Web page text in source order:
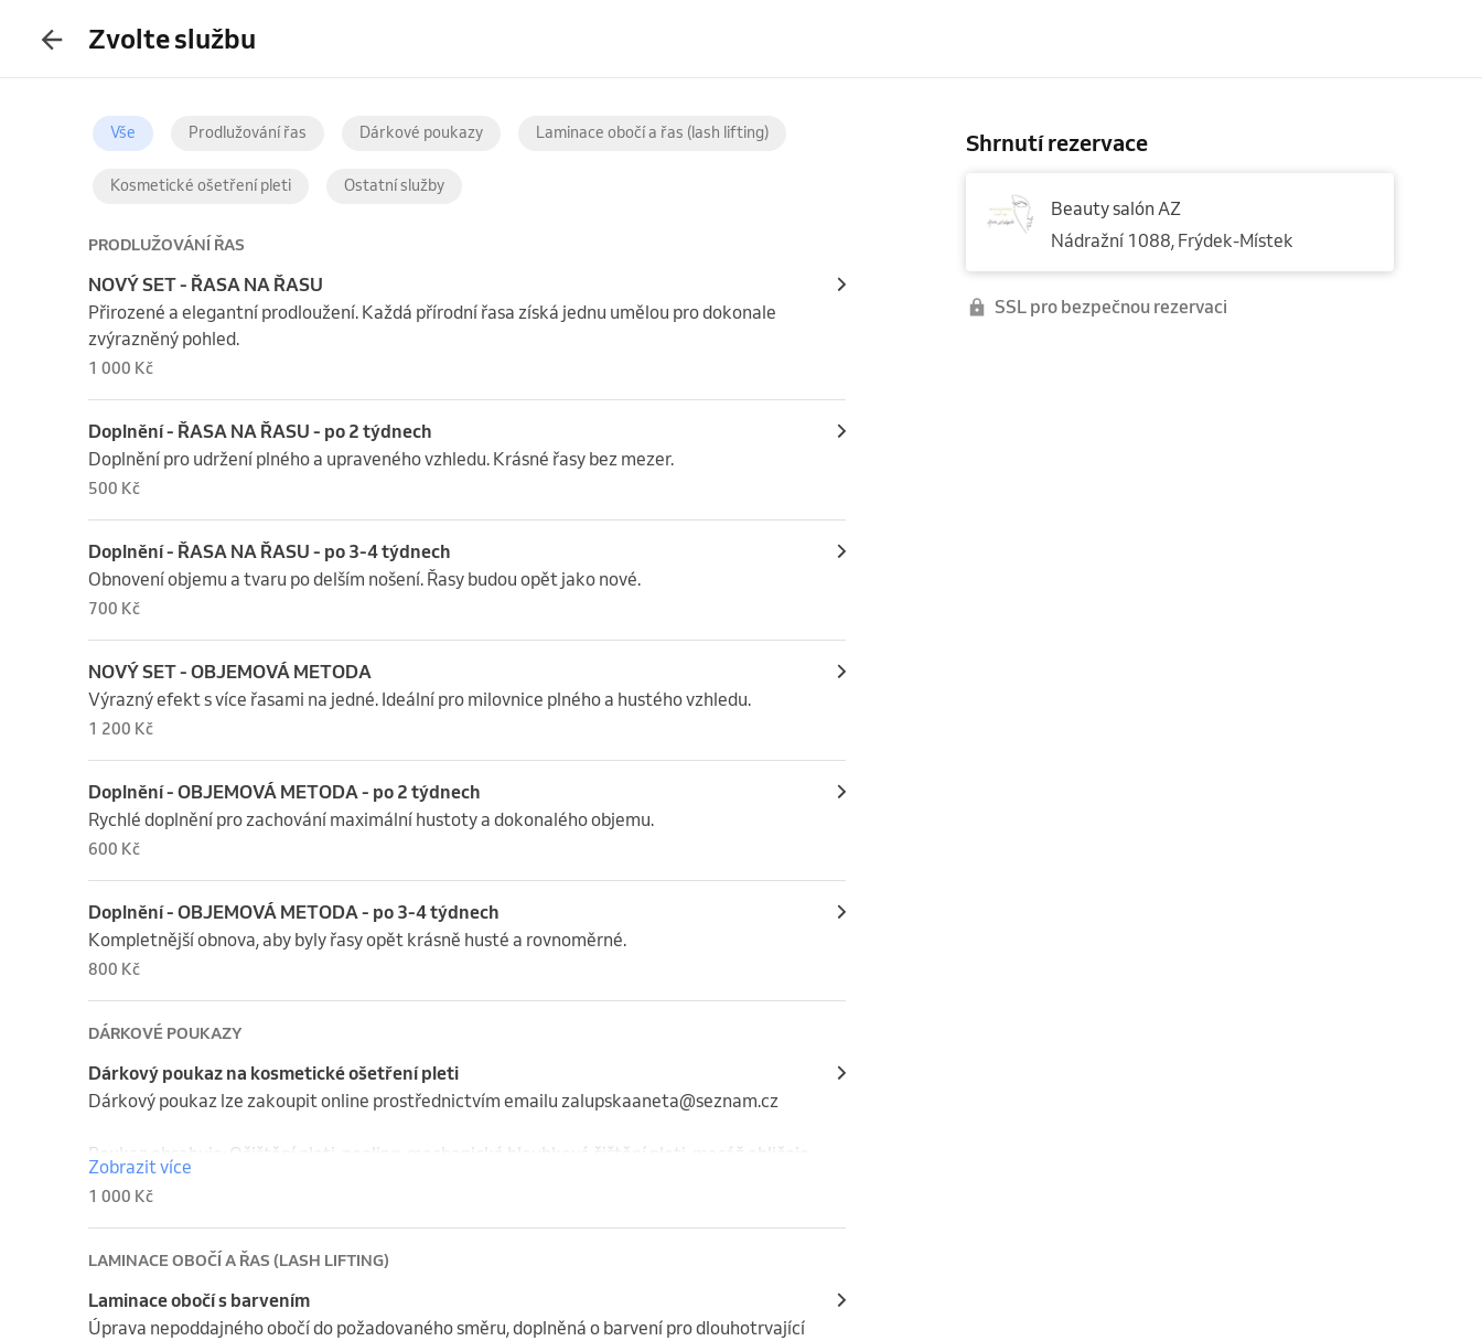
Zvolte službu
Vše Prodlužování řas Dárkové poukazy Laminace obočí a řas (lash lifting)
Kosmetické ošetření pleti Ostatní služby
PRODLUŽOVÁNÍ ŘAS
NOVÝ SET - ŘASA NA ŘASU
Přirozené a elegantní prodloužení. Každá přírodní řasa získá jednu umělou pro dokonale
zvýrazněný pohled.
1 000 Kč
Doplnění - ŘASA NA ŘASU - po 2 týdnech
Doplnění pro udržení plného a upraveného vzhledu. Krásné řasy bez mezer.
500 Kč
Doplnění - ŘASA NA ŘASU - po 3-4 týdnech
Obnovení objemu a tvaru po delším nošení. Řasy budou opět jako nové.
700 Kč
NOVÝ SET - OBJEMOVÁ METODA
Výrazný efekt s více řasami na jedné. Ideální pro milovnice plného a hustého vzhledu.
1 200 Kč
Doplnění - OBJEMOVÁ METODA - po 2 týdnech
Rychlé doplnění pro zachování maximální hustoty a dokonalého objemu.
600 Kč
Doplnění - OBJEMOVÁ METODA - po 3-4 týdnech
Kompletnější obnova, aby byly řasy opět krásně husté a rovnoměrné.
800 Kč
DÁRKOVÉ POUKAZY
Dárkový poukaz na kosmetické ošetření pleti
Dárkový poukaz lze zakoupit online prostřednictvím emailu zalupskaaneta@seznam.cz
Poukaz obsahuje: Očištění pleti, peeling, mechanické hloubkové čištění pleti, masáž obličeje
a dekoltu, závěrečná péče o pleť. Úprava a barvení obočí v ceně.
Zobrazit více
1 000 Kč
LAMINACE OBOČÍ A ŘAS (LASH LIFTING)
Laminace obočí s barvením
Úprava nepoddajného obočí do požadovaného směru, doplněná o barvení pro dlouhotrvající
Shrnutí rezervace
Beauty salón AZ
Nádražní 1088, Frýdek-Místek
SSL pro bezpečnou rezervaci